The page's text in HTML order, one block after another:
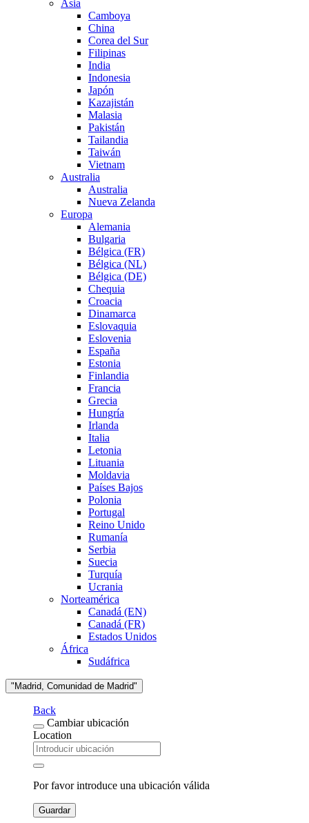
Asia
Camboya
China
Corea del Sur
Filipinas
India
Indonesia
Japón
Kazajistán
Malasia
Pakistán
Tailandia
Taiwán
Vietnam
Australia
Australia
Nueva Zelanda
Europa
Alemania
Bulgaria
Bélgica (FR)
Bélgica (NL)
Bélgica (DE)
Chequia
Croacia
Dinamarca
Eslovaquia
Eslovenia
España
Estonia
Finlandia
Francia
Grecia
Hungría
Irlanda
Italia
Letonia
Lituania
Moldavia
Países Bajos
Polonia
Portugal
Reino Unido
Rumanía
Serbia
Suecia
Turquía
Ucrania
Norteamérica
Canadá (EN)
Canadá (FR)
Estados Unidos
África
Sudáfrica
"Madrid, Comunidad de Madrid"
Back
Cambiar ubicación
Location
Por favor introduce una ubicación válida
Guardar